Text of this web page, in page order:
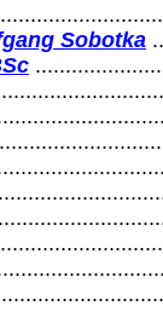
Sobotka